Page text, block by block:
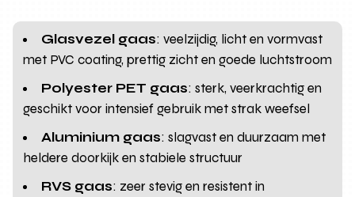
Glasvezel gaas: veelzijdig, licht en vormvast
met PVC coating, prettig zicht en goede luchtstroom
Polyester PET gaas: sterk, veerkrachtig en
geschikt voor intensief gebruik met strak weefsel
Aluminium gaas: slagvast en duurzaam met
heldere doorkijk en stabiele structuur
RVS gaas: zeer stevig en resistent in